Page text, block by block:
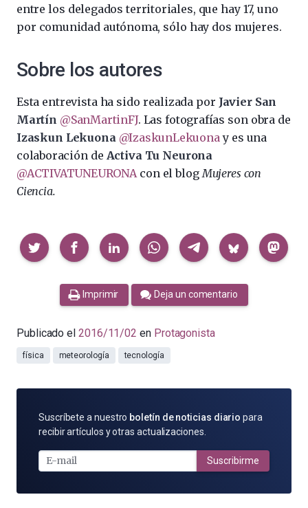
entre los delegados territoriales, que hay 17, uno
por comunidad autónoma, sólo hay dos mujeres.
Sobre los autores
Esta entrevista ha sido realizada por Javier San
Martín @SanMartinFJ. Las fotografías son obra de
Izaskun Lekuona @IzaskunLekuonay es una
colaboración de Activa Tu Neurona
@ACTIVATUNEURONAcon el blogMujeres con
Ciencia.
Compartir
Imprimir Deja un comentario
Publicado el 2016/11/02 en Protagonista
física meteorología tecnología
SUSCRÍBETE
POR
MAIL
Suscríbete a nuestro boletín de noticias diario para
recibir artículos y otras actualizaciones.
Suscribirme